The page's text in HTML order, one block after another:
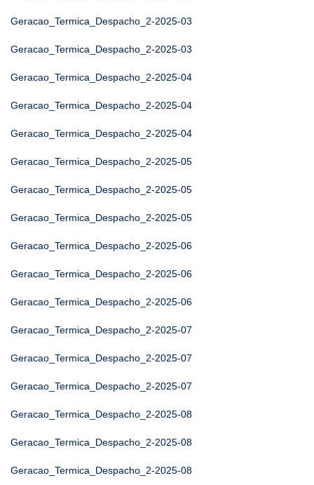
Geracao_Termica_Despacho_2-2025-03
Geracao_Termica_Despacho_2-2025-03
Geracao_Termica_Despacho_2-2025-04
Geracao_Termica_Despacho_2-2025-04
Geracao_Termica_Despacho_2-2025-04
Geracao_Termica_Despacho_2-2025-05
Geracao_Termica_Despacho_2-2025-05
Geracao_Termica_Despacho_2-2025-05
Geracao_Termica_Despacho_2-2025-06
Geracao_Termica_Despacho_2-2025-06
Geracao_Termica_Despacho_2-2025-06
Geracao_Termica_Despacho_2-2025-07
Geracao_Termica_Despacho_2-2025-07
Geracao_Termica_Despacho_2-2025-07
Geracao_Termica_Despacho_2-2025-08
Geracao_Termica_Despacho_2-2025-08
Geracao_Termica_Despacho_2-2025-08